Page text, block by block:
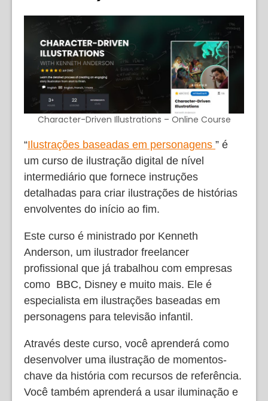
Character-Driven Illustrations – Online Course
“Ilustrações baseadas em personagens ” é
um curso de ilustração digital de nível
intermediário que fornece instruções
detalhadas para criar ilustrações de histórias
envolventes do início ao fim.
Este curso é ministrado por Kenneth
Anderson, um ilustrador freelancer
profissional que já trabalhou com empresas
como BBC, Disney e muito mais. Ele é
especialista em ilustrações baseadas em
personagens para televisão infantil.
Através deste curso, você aprenderá como
desenvolver uma ilustração de momentos-
chave da história com recursos de referência.
Você também aprenderá a usar iluminação e